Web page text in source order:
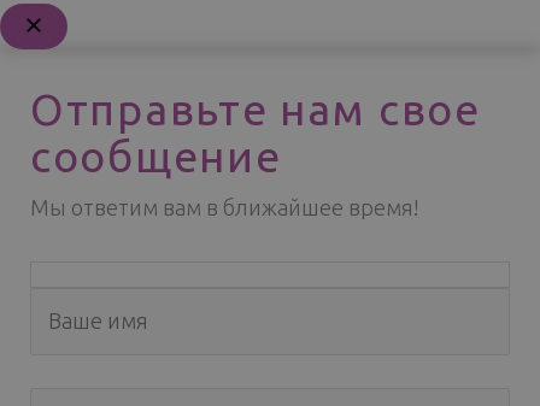
Отправьте нам свое
сообщение
Мы ответим вам в ближайшее время!